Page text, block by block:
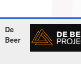
De
Beer